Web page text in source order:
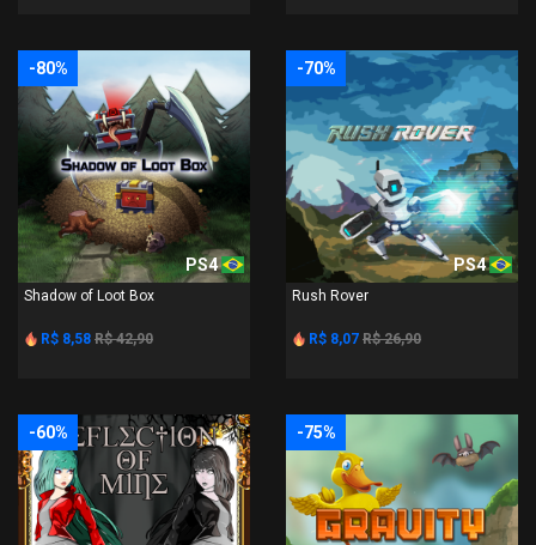
-80%
PS4
Shadow of Loot Box
R$ 8,58 R$ 42,90
-70%
PS4
Rush Rover
R$ 8,07 R$ 26,90
-60% -75%